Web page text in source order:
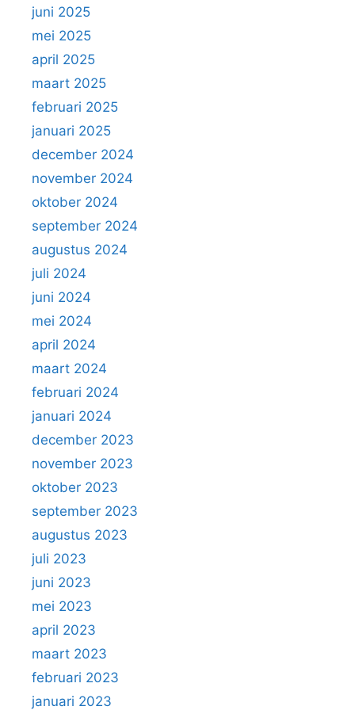
juni 2025
mei 2025
april 2025
maart 2025
februari 2025
januari 2025
december 2024
november 2024
oktober 2024
september 2024
augustus 2024
juli 2024
juni 2024
mei 2024
april 2024
maart 2024
februari 2024
januari 2024
december 2023
november 2023
oktober 2023
september 2023
augustus 2023
juli 2023
juni 2023
mei 2023
april 2023
maart 2023
februari 2023
januari 2023